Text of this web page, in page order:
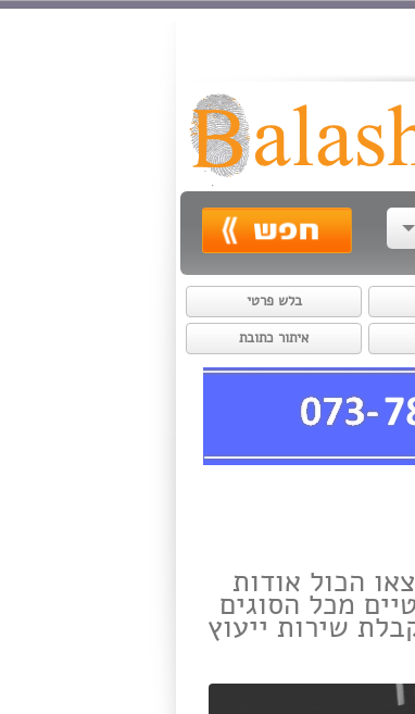
בלש פרטי
איתור כתובת
הכול אודות
מכל הסוגים
שירות ייעוץ